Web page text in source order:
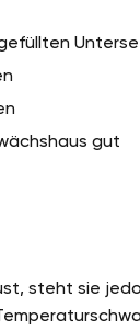
gut
steht sie